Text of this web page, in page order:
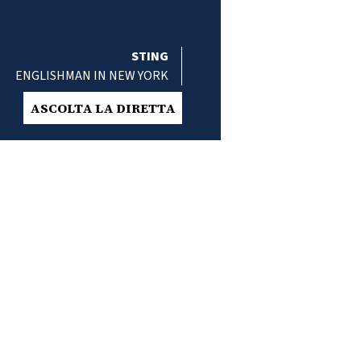
STING
ENGLISHMAN IN NEW YORK
ASCOLTA LA DIRETTA